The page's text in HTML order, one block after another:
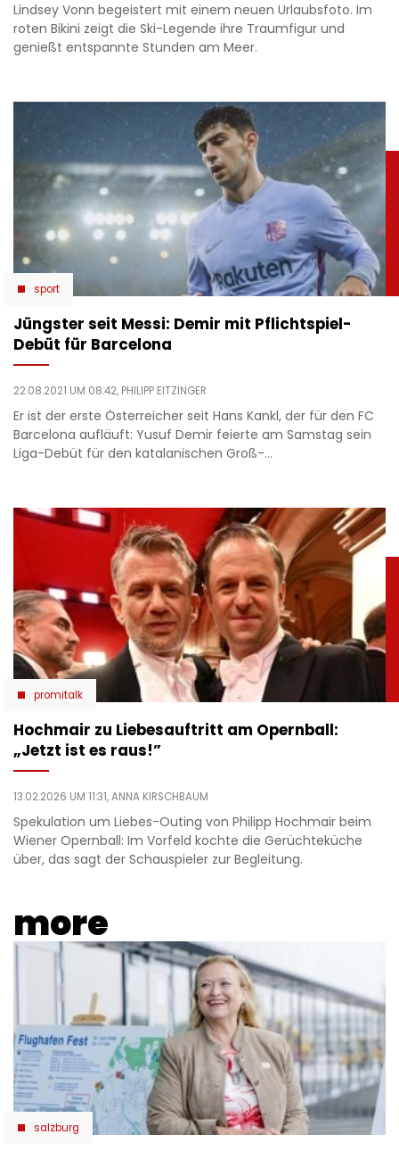
Lindsey Vonn begeistert mit einem neuen Urlaubsfoto. Im
roten Bikini zeigt die Ski-Legende ihre Traumfigur und
genießt entspannte Stunden am Meer.
sport
Jüngster seit Messi: Demir mit Pflichtspiel-
Debüt für Barcelona
22.08.2021 UM 08:42, PHILIPP EITZINGER
Er ist der erste Österreicher seit Hans Kankl, der für den FC
Barcelona aufläuft: Yusuf Demir feierte am Samstag sein
Liga-Debüt für den katalanischen Groß-…
promitalk
Hochmair zu Liebesauftritt am Opernball:
„Jetzt ist es raus!”
13.02.2026 UM 11:31,ANNA KIRSCHBAUM
Spekulation um Liebes-Outing von Philipp Hochmair beim
Wiener Opernball: Im Vorfeld kochte die Gerüchteküche
über, das sagt der Schauspieler zur Begleitung.
more
salzburg